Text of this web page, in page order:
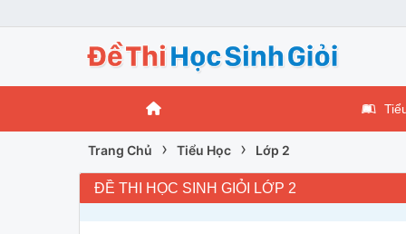
Trang Chủ › Tiểu Học › Lớp 2
ĐỀ THI HỌC SINH GIỎI LỚP 2